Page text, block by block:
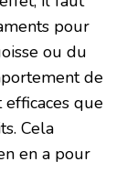
pour
ou du
de
que
Cela
en a pour